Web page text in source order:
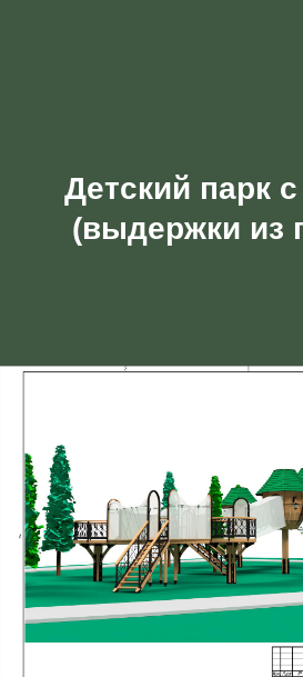
Детский парк
(выдержки из